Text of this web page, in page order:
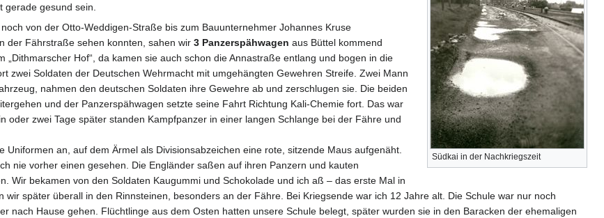
Südkai in der Nachkriegszeit
gerade gesund sein.
von der Otto-Weddigen-Straße bis zum Bauunternehmer Johannes Kruse
der Fährstraße sehen konnten, sahen wir 3 Panzerspähwagen aus Büttel kommend
„Dithmarscher Hof“, da kamen sie auch schon die Annastraße entlang und bogen in die
zwei Soldaten der Deutschen Wehrmacht mit umgehängten Gewehren Streife. Zwei Mann
nahmen den deutschen Soldaten ihre Gewehre ab und zerschlugen sie. Die beiden
und der Panzerspähwagen setzte seine Fahrt Richtung Kali-Chemie fort. Das war
oder zwei Tage später standen Kampfpanzer in einer langen Schlange bei der Fähre und
Uniformen an, auf dem Ärmel als Divisionsabzeichen eine rote, sitzende Maus aufgenäht.
nie vorher einen gesehen. Die Engländer saßen auf ihren Panzern und kauten
Wir bekamen von den Soldaten Kaugummi und Schokolade und ich aß – das erste Mal in
wir später überall in den Rinnsteinen, besonders an der Fähre. Bei Kriegsende war ich 12 Jahre alt. Die Schule war nur noch
nach Hause gehen. Flüchtlinge aus dem Osten hatten unsere Schule belegt, später wurden sie in den Baracken der ehemaligen